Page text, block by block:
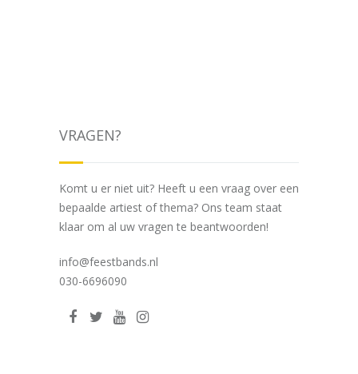
VRAGEN?
Komt u er niet uit? Heeft u een vraag over een
bepaalde artiest of thema? Ons team staat
klaar om al uw vragen te beantwoorden!
info@feestbands.nl
030-6696090